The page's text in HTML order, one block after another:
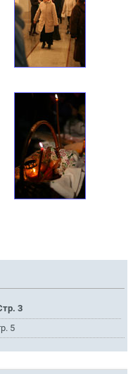
3
5